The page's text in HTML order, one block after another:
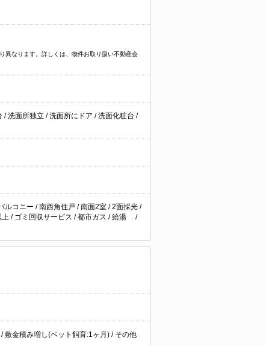
なります。詳しくは、物件お取り扱い不動産会
/洗面所独立 /洗面所にドア /洗面化粧台 /
ルコニー /南西角住戸 /南面2室 /2面採光 /
上 / ゴミ回収サービス /都市ガス /給湯 /
金積み増し(ペット飼育:1ヶ月) / その他